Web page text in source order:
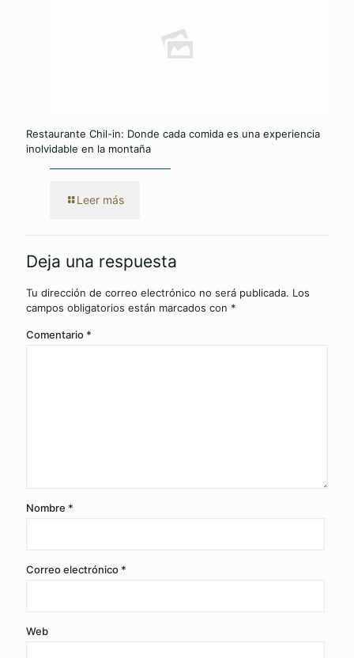
Restaurante Chil-in: Donde cada comida es una experiencia
inolvidable en la montaña
Leer más
Deja una respuesta
Tu dirección de correo electrónico no será publicada. Los
campos obligatorios están marcados con *
Comentario *
Nombre *
Correo electrónico *
Web